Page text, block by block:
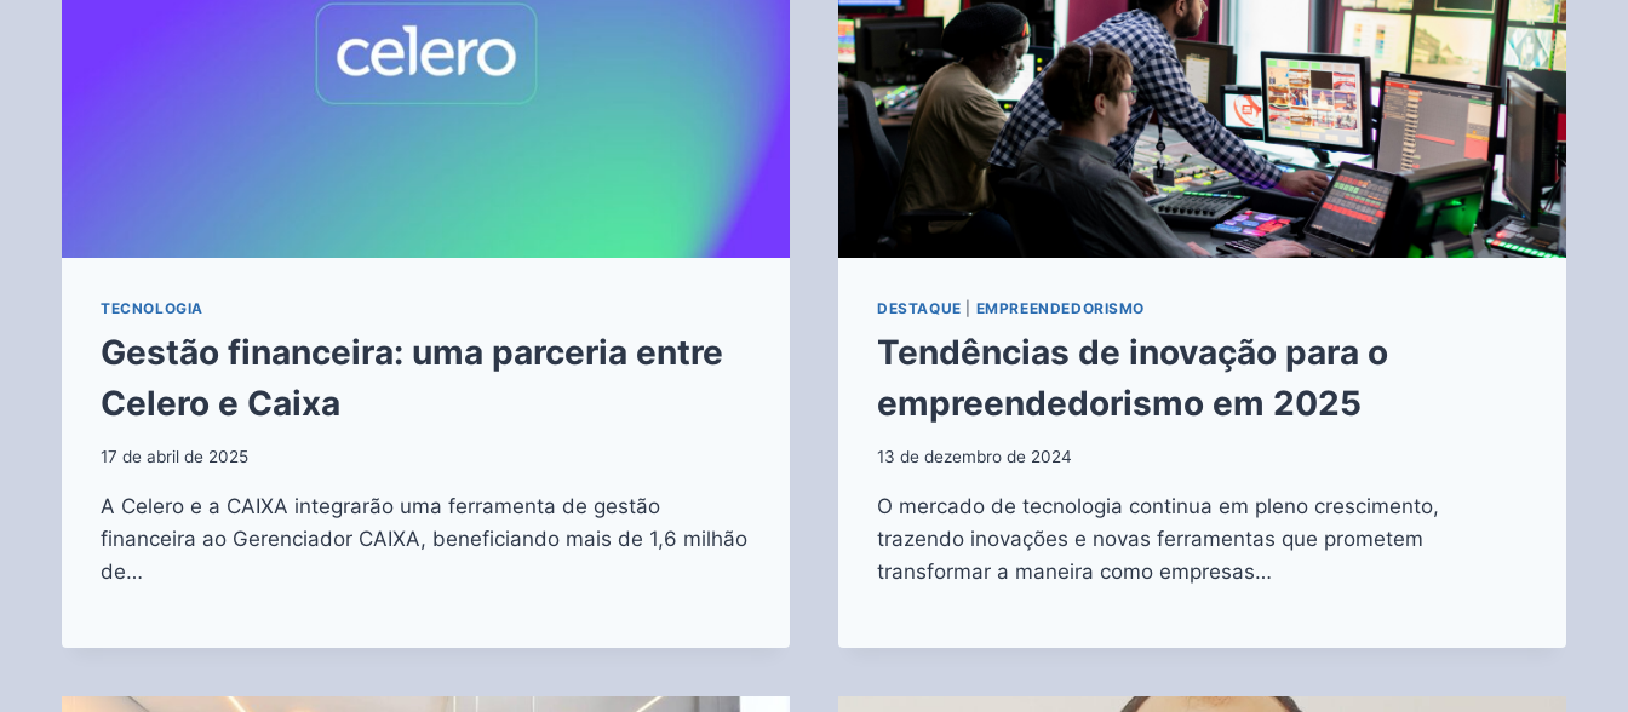
TECNOLOGIA
Gestão financeira: uma parceria entre
Celero e Caixa
17 de abril de 2025
A Celero e a CAIXA integrarão uma ferramenta de gestão
financeira ao Gerenciador CAIXA, beneficiando mais de 1,6 milhão
de…
DESTAQUE EMPREENDEDORISMO
Tendências de inovação para o
empreendedorismo em 2025
13 de dezembro de 2024
O mercado de tecnologia continua em pleno crescimento,
trazendo inovações e novas ferramentas que prometem
transformar a maneira como empresas…